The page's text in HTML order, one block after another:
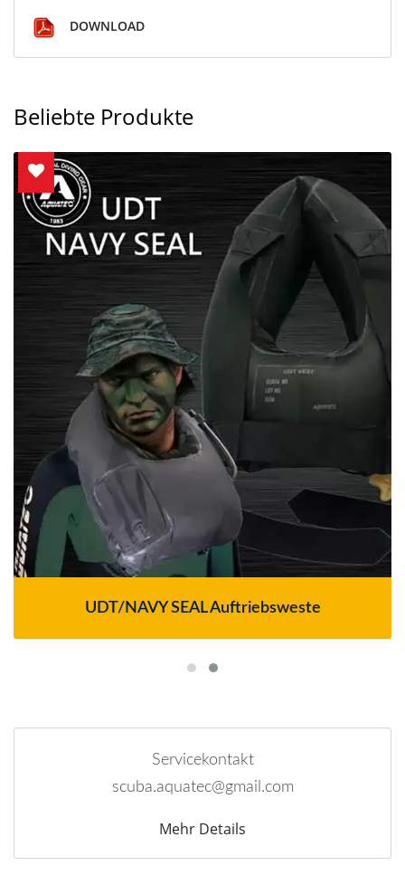
DOWNLOAD
Beliebte Produkte
UDT/NAVY SEAL Auftriebsweste
Servicekontakt
scuba.aquatec@gmail.com
Mehr Details